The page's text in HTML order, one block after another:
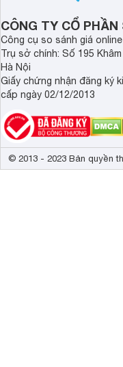
CÔNG TY CỔ
Công cụ so sánh giá
Trụ sở chính: Số 195
Hà Nội
Giấy chứng nhận đăng ký
cấp ngày 02/12/2013
© 2013 - 2023 Bản quyền